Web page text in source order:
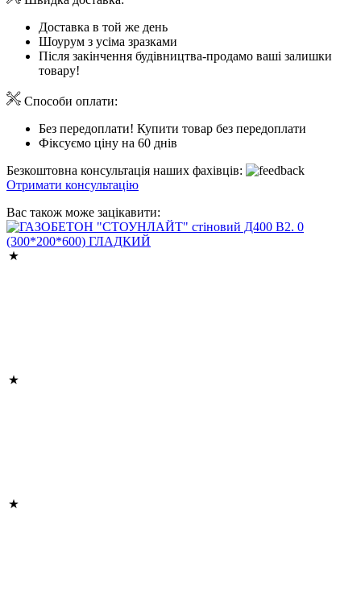
Доставка в той же день
Шоурум з усіма зразками
Після закінчення будівництва-продамо ваші залишки
товару!
Способи оплати:
Без передоплати! Купити товар без передоплати
Фіксуємо ціну на 60 днів
Безкоштовна консультація наших фахівців:
Отримати консультацію
Вас також може зацікавити: